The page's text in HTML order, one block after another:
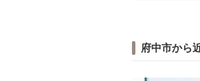
府中市から